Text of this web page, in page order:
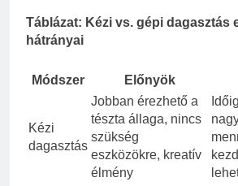
Táblázat: Kézi vs. gépi dagasztás
hátrányai
Módszer Előnyök
Kézi
dagasztás
Jobban érezhető a
tészta állaga, nincs
szükség
eszközökre, kreatív
élmény